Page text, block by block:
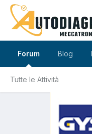
Forum
Tutte le Attività
Blog